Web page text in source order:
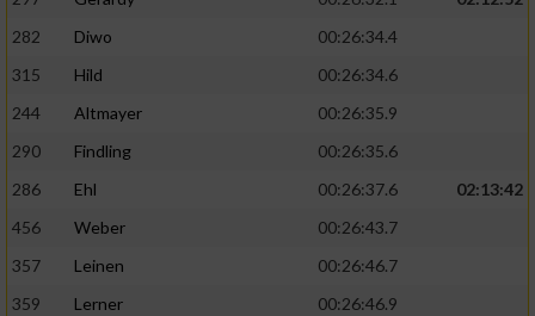
282
Diwo
00:26:34.4
315
Hild
00:26:34.6
244
Altmayer
00:26:35.9
290
Findling
00:26:35.6
286
Ehl 00:26:37.6
02:13:42
456
Weber
00:26:43.7
357
Leinen
00:26:46.7
359
Lerner
00:26:46.9